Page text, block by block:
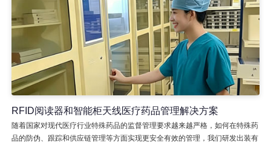
RFID阅读器和智能柜天线医疗药品管理解决方案
随着国家对现代医疗行业特殊药品的监督管理要求越来越严格，如何在特殊药
品的防伪、跟踪和供应链管理等方面实现更安全有效的管理，我们研发出装有